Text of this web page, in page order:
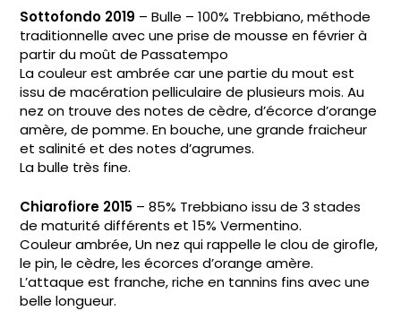
Sottofondo 2019 – Bulle – 100% Trebbiano, méthode
traditionnelle avec une prise de mousse en février à
partir du moût de Passatempo
La couleur est ambrée car une partie du mout est
issu de macération pelliculaire de plusieurs mois. Au
nez on trouve des notes de cèdre, d’écorce d’orange
amère, de pomme. En bouche, une grande fraicheur
et salinité et des notes d’agrumes.
La bulle très fine.
Chiarofiore 2015 – 85% Trebbiano issu de 3 stades
de maturité différents et 15% Vermentino.
Couleur ambrée, Un nez qui rappelle le clou de girofle,
le pin, le cèdre, les écorces d’orange amère.
L’attaque est franche, riche en tannins fins avec une
belle longueur.